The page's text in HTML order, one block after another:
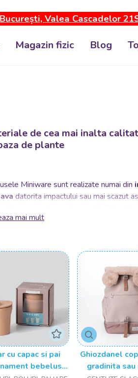
Valea Cascadelor
Magazin fizic Blog
de cea mai inalta
de plante
Miniware sunt realizate numai din
datorita impactului sau mai scazut
creand un beneficiu pe termen lung
pentru design, durabilitate,
nostru avansat este consolidat
de spalat vase, pentru cuptorul cu
de plante.
Miniware indeplinesc toate
(German food contact grade testing).
este 100% fara plastic, fara ftalati,
bio-plastic din cassava / 304 otel
mai mult
cu capac si pai
bebelusi
Ghiozdanel
gradinita sau